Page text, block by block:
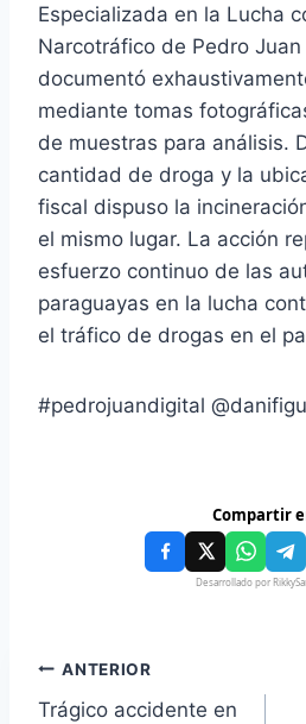
Especializada en la Lucha
Narcotráfico de Pedro Juan
documentó
mediante tomas
de muestras para análisis.
cantidad de droga y la
fiscal dispuso la
el mismo lugar. La acción
esfuerzo continuo de las
paraguayas en la lucha
el tráfico de drogas en el
#pedrojuandigital
Compartir
Desarrollado por
ANTERIOR
Trágico accidente en